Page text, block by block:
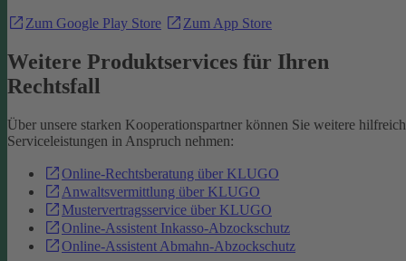
Zum Google Play Store Zum App Store
Weitere Produktservices für Ihren
Rechtsfall
Über unsere starken Kooperationspartner können Sie weitere
Serviceleistungen in Anspruch nehmen:
Online-Rechtsberatung über KLUGO
Anwaltsvermittlung über KLUGO
Mustervertragsservice über KLUGO
Online-Assistent Inkasso-Abzockschutz
Online-Assistent Abmahn-Abzockschutz